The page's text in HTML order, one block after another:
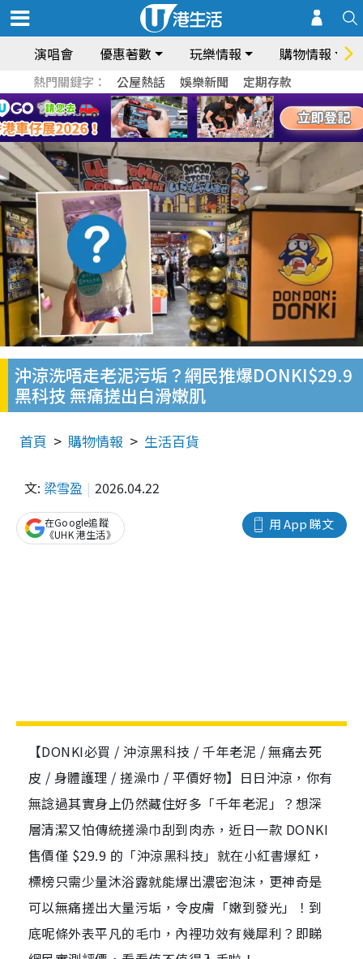
演唱會 優惠著數 玩樂情報 購物情報
熱門關鍵字： 公屋熱話 娛樂新聞 定期存款
沖涼洗唔走老泥污垢？網民推爆DONKI$29.9
黑科技 無痛搓出白滑嫩肌
首頁 購物情報 生活百貨
文: 梁雪盈 2026.04.22
用 App 睇文
在Google追蹤
《UHK 港生活》
【DONKI必買 / 沖涼黑科技 / 千年老泥 / 無痛去死
皮 / 身體護理 / 搓澡巾 / 平價好物】日日沖涼，你有
無諗過其實身上仍然藏住好多「千年老泥」？想深
層清潔又怕傳統搓澡巾刮到肉赤，近日一款 DONKI
售價僅 $29.9 的「沖涼黑科技」就在小紅書爆紅，
標榜只需少量沐浴露就能爆出濃密泡沫，更神奇是
可以無痛搓出大量污垢，令皮膚「嫩到發光」！到
底呢條外表平凡的毛巾，內裡功效有幾犀利？即睇